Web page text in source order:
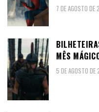
7 DE AGOSTO
MÊS
5 DE AGOSTO